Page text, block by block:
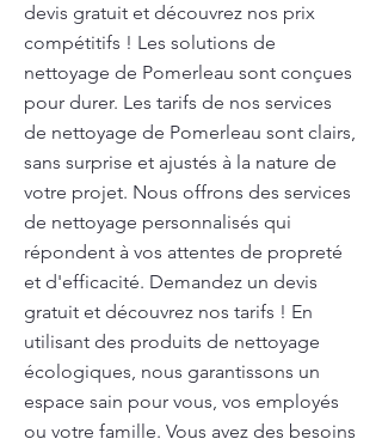
devis gratuit et découvrez nos prix
compétitifs ! Les solutions de
nettoyage de Pomerleau sont conçues
pour durer. Les tarifs de nos services
de nettoyage de Pomerleau sont clairs,
sans surprise et ajustés à la nature de
votre projet. Nous offrons des services
de nettoyage personnalisés qui
répondent à vos attentes de propreté
et d'efficacité. Demandez un devis
gratuit et découvrez nos tarifs ! En
utilisant des produits de nettoyage
écologiques, nous garantissons un
espace sain pour vous, vos employés
ou votre famille. Vous avez des besoins